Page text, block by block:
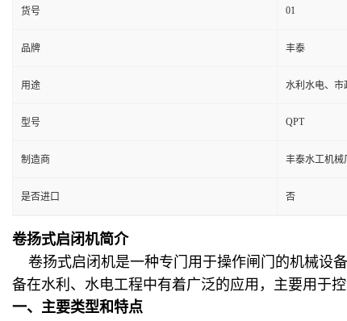
货号 01
品牌 丰泰
用途 水利水电、市
型号 QPT
制造商 丰泰水工机械厂
是否进口 否
卷扬式启闭机简介
卷扬式启闭机是一种专门用于操作闸门的机械设
备在水利、水电工程中有着广泛的应用，主要用于
一、 主要类型和特点